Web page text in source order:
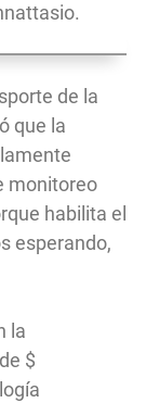
de la
que la
monitoreo
habilita el
esperando,
la
$